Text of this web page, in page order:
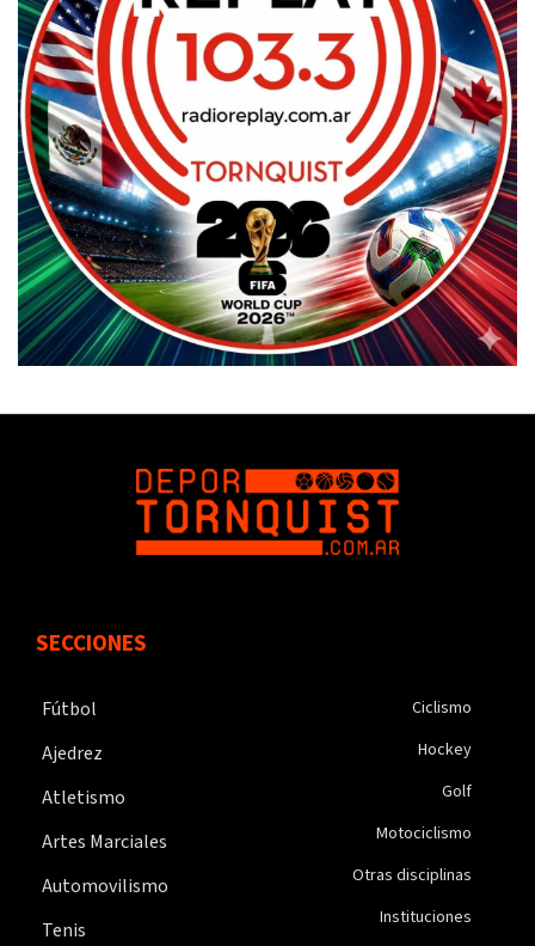
SECCIONES
Fútbol
Ajedrez
Atletismo
Artes Marciales
Automovilismo
Tenis
Ciclismo
Hockey
Golf
Motociclismo
Otras disciplinas
Instituciones